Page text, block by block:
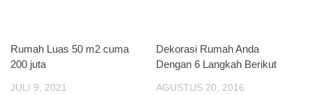
Rumah Luas 50 m2 cuma
200 juta
JULI 9, 2021
Dekorasi Rumah Anda
Dengan 6 Langkah Berikut
AGUSTUS 20, 2016